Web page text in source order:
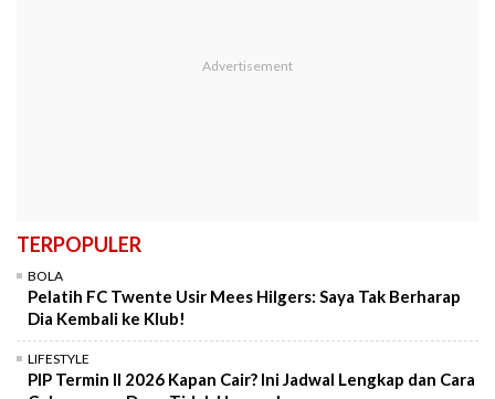
TERPOPULER
BOLA
Pelatih FC Twente Usir Mees Hilgers: Saya Tak Berharap
Dia Kembali ke Klub!
LIFESTYLE
PIP Termin II 2026 Kapan Cair? Ini Jadwal Lengkap dan Cara